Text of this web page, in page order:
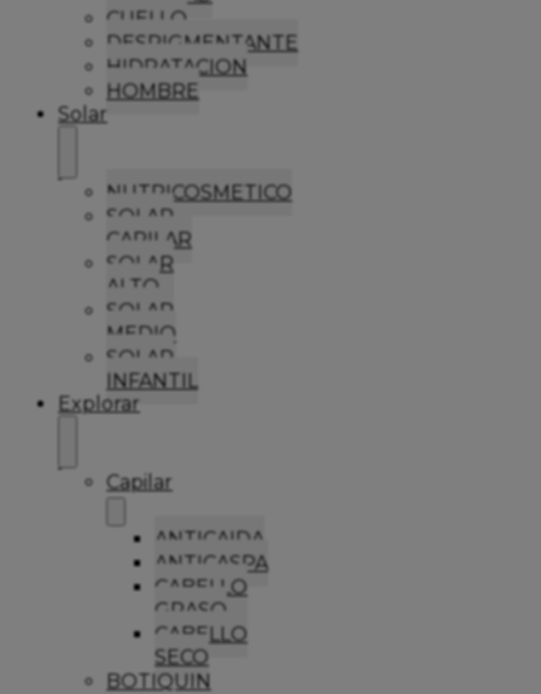
CUELLO
DESPIGMENTANTE
HIDRATACION
HOMBRE
Solar
NUTRICOSMETICO
SOLAR
CAPILAR
SOLAR
ALTO
SOLAR
MEDIO
SOLAR
INFANTIL
Explorar
Capilar
ANTICAIDA
ANTICASPA
CABELLO
GRASO
CABELLO
SECO
BOTIQUIN